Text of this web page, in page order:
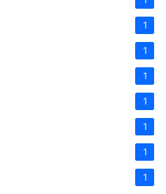
1
1
1
1
1
1
1